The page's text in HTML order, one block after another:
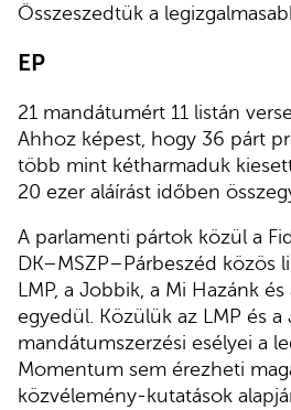
Összeszedtük a
EP
21 mandátumért 11 listán
Ahhoz képest, hogy 36 párt
több mint kétharmaduk
20 ezer aláírást időben
A parlamenti pártok közül a
DK–MSZP–Párbeszéd közös
LMP, a Jobbik, a Mi Hazánk
egyedül. Közülük az LMP és a
mandátumszerzési esélyei a
Momentum sem érezheti
közvélemény-kutatások